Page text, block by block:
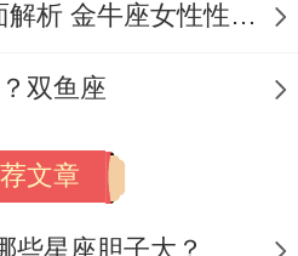
特质 -既有必须顺势
敛锋芒的哲学。
天地人三才之路 -便
导者、再人生舞台上绽
金牛座女性性格全面解析 金牛座女性性格与脾气全揭秘
双鱼座
文章